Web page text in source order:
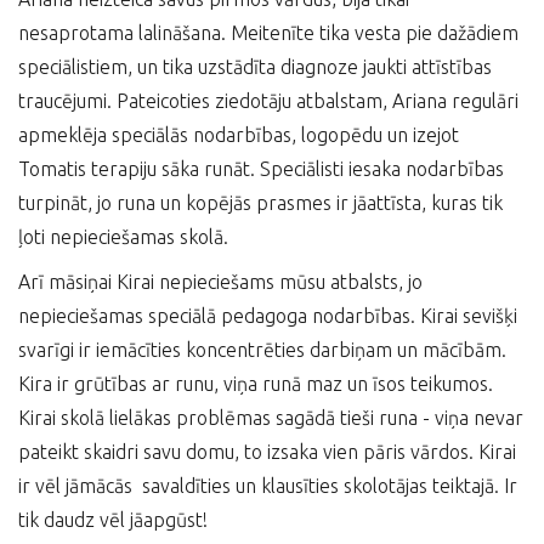
nesaprotama lalināšana. Meitenīte tika vesta pie dažādiem
speciālistiem, un tika uzstādīta diagnoze jaukti attīstības
traucējumi. Pateicoties ziedotāju atbalstam, Ariana regulāri
apmeklēja speciālās nodarbības, logopēdu un izejot
Tomatis terapiju sāka runāt. Speciālisti iesaka nodarbības
turpināt, jo runa un kopējās prasmes ir jāattīsta, kuras tik
ļoti nepieciešamas skolā.
Arī māsiņai Kirai nepieciešams mūsu atbalsts, jo
nepieciešamas speciālā pedagoga nodarbības. Kirai sevišķi
svarīgi ir iemācīties koncentrēties darbiņam un mācībām.
Kira ir grūtības ar runu, viņa runā maz un īsos teikumos.
Kirai skolā lielākas problēmas sagādā tieši runa - viņa nevar
pateikt skaidri savu domu, to izsaka vien pāris vārdos. Kirai
ir vēl jāmācās savaldīties un klausīties skolotājas teiktajā. Ir
tik daudz vēl jāapgūst!